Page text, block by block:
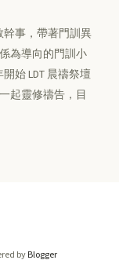
幹事，帶著門訓異
為導向的門訓小
始 LDT 晨禱祭壇
起靈修禱告，目
by Blogger